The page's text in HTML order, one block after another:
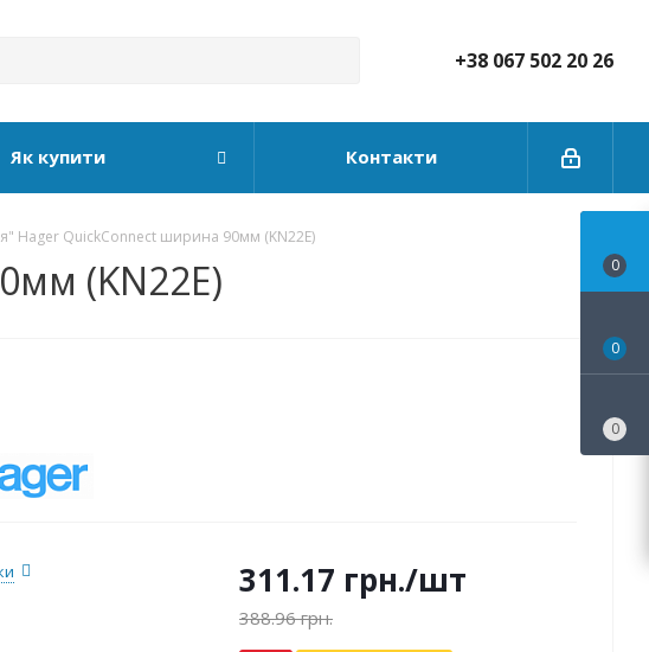
+38 067 502 20 26
Як купити Контакти
Hager QuickConnect ширина 90мм (KN22E)
(KN22E)
311.17 грн./шт
388.96грн.
0
0
0